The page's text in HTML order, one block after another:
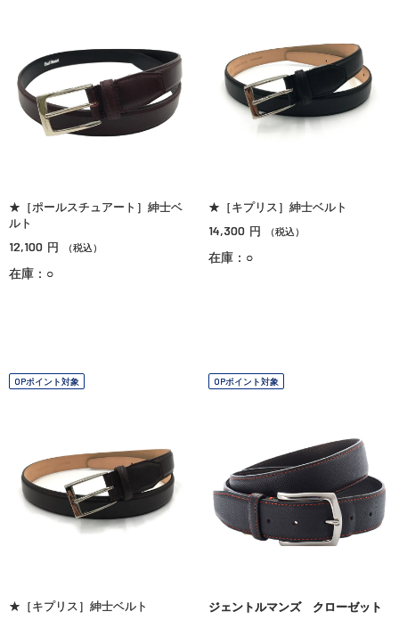
★［ポールスチュアート］紳士ベ
ルト
12,100 円 （税込）
在庫：○
★［キプリス］紳士ベルト
14,300 円 （税込）
在庫：○
OPポイント対象
★［キプリス］紳士ベルト
OPポイント対象
ジェントルマンズ クローゼット